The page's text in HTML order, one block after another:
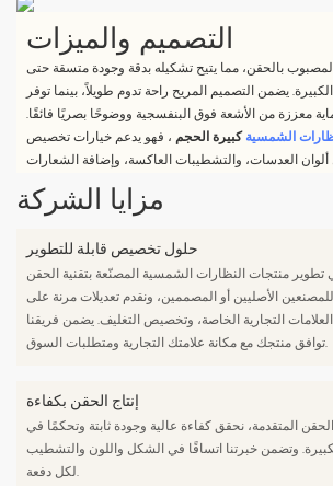
التصميم والميزات
بالحقن، مما يتيح تشكيله بدقة وجودة متسقة حتى
يضمن التصميم المريح راحة تدوم طويلاً، بينما توفر
معززة من الأشعة فوق البنفسجية ووضوحًا بصريًا فائقًا.
الشمسيةكبيرة الحجم ، فهو يدعم خيارات تخصيص
مزايا الشركة
حلول تخصيص قابلة للتطوير
منتجات النظارات الشمسية المصنّعة بتقنية الحقن
الأصليين أو المصممين، ونقدم تعديلات مرنة على
التجارية الخاصة، وتخصيص التغليف. يضمن فريقنا
توافق منتجك مع مكانة علامتك التجارية ومتطلبات السوق.
إنتاج الحقن بكفاءة
المتقدمة، نحقق كفاءة عالية وجودة ثابتة وتحكمًا في
وتضمن خبرتنا اتساقًا في الشكل واللون والتشطيب
لكل دفعة.